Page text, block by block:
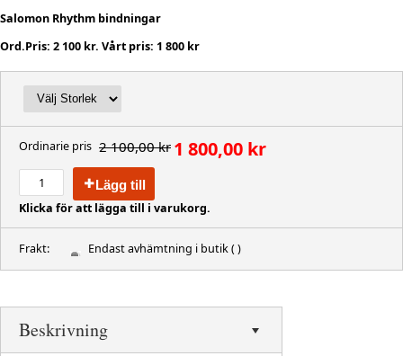
Salomon Rhythm bindningar
Ord.Pris: 2 100 kr. Vårt pris: 1 800 kr
Ordinarie pris 2 100,00 kr 1 800,00 kr
Lägg till
Klicka för att lägga till i varukorg.
Frakt: Endast avhämtning i butik( )
Beskrivning